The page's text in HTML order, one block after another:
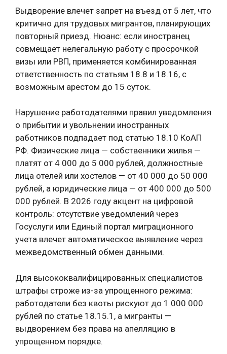
Выдворение влечет запрет на въезд от 5 лет, что
критично для трудовых мигрантов, планирующих
повторный приезд. Нюанс: если иностранец
совмещает нелегальную работу с просрочкой
визы или РВП, применяется комбинированная
ответственность по статьям 18.8 и 18.16, с
возможным арестом до 15 суток.
Нарушение работодателями правил уведомления
о прибытии и увольнении иностранных
работников подпадает под статью 18.10 КоАП
РФ. Физические лица — собственники жилья —
платят от 4 000 до 5 000 рублей, должностные
лица отелей или хостелов — от 40 000 до 50 000
рублей, а юридические лица — от 400 000 до 500
000 рублей. В 2026 году акцент на цифровой
контроль: отсутствие уведомлений через
Госуслуги или Единый портал миграционного
учета влечет автоматическое выявление через
межведомственный обмен данными.
Для высококвалифицированных специалистов
штрафы строже из-за упрощенного режима:
работодатели без квоты рискуют до 1 000 000
рублей по статье 18.15.1, а мигранты —
выдворением без права на апелляцию в
упрощенном порядке.